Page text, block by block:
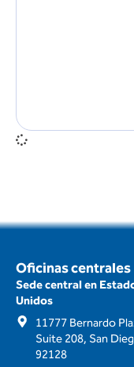
Oficinas centrales
Sede central en
Unidos
11777 Bernardo
Suite 208, San
92128